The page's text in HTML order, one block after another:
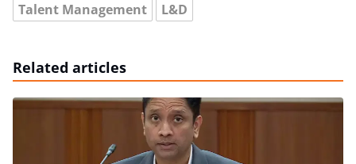
Talent Management
L&D
Related articles